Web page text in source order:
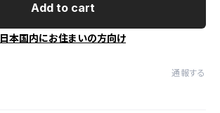
Add to cart
日本国内にお住まいの方向け
通報する